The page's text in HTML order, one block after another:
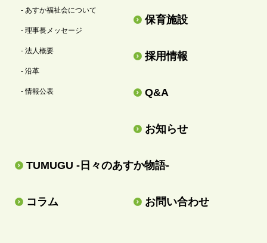
- あすか福祉会について
- 理事長メッセージ
- 法人概要
- 沿革
- 情報公表
保育施設
採用情報
Q&A
お知らせ
TUMUGU -日々のあすか物語-
コラム お問い合わせ